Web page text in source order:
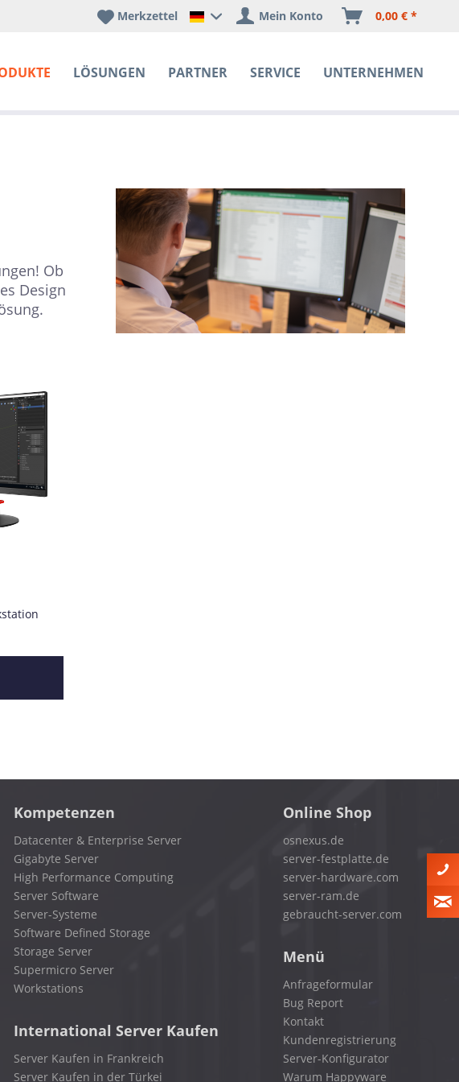
LÖSUNGEN PARTNER SERVICE UNTERNEHMEN
Happyware Deutschland
Merkzettel Mein Konto 0,00 € *
Ob
Design
Kompetenzen
Datacenter & Enterprise Server
Gigabyte Server
High Performance Computing
Server Software
Server-Systeme
Software Defined Storage
Storage Server
Supermicro Server
Workstations
International Server Kaufen
Server Kaufen in Frankreich
Server Kaufen in der Türkei
Online Shop
osnexus.de
server-festplatte.de
server-hardware.com
server-ram.de
gebraucht-server.com
Menü
Anfrageformular
Bug Report
Kontakt
Kundenregistrierung
Server-Konfigurator
Warum Happyware